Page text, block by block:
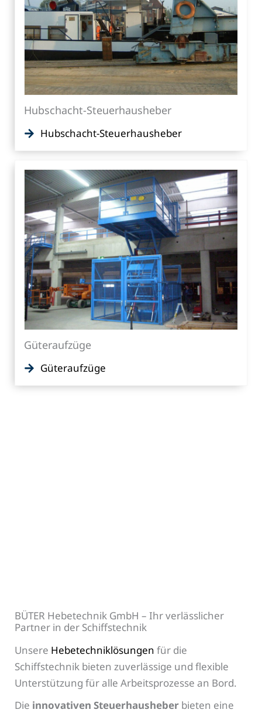
Hubschacht-Steuerhausheber
Hubschacht-Steuerhausheber
Güteraufzüge
Güteraufzüge
BÜTER Hebetechnik GmbH – Ihr verlässlicher
Partner in der Schiffstechnik
Unsere Hebetechniklösungen für die
Schiffstechnik bieten zuverlässige und flexible
Unterstützung für alle Arbeitsprozesse an Bord.
Die innovativen Steuerhausheber bieten eine